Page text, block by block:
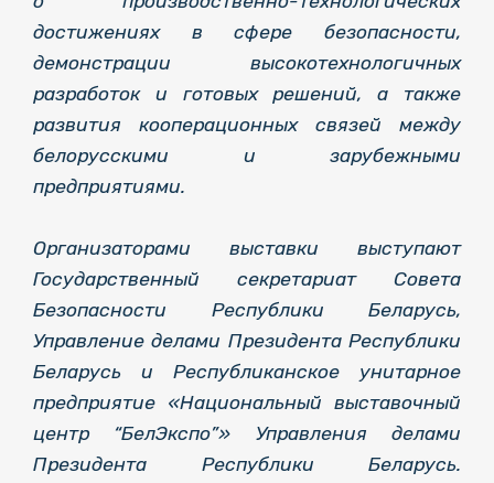
достижениях в сфере безопасности,
демонстрации высокотехнологичных
разработок и готовых решений, а также
развития кооперационных связей между
белорусскими и зарубежными
предприятиями.
Организаторами выставки выступают
Государственный секретариат Совета
Безопасности Республики Беларусь,
Управление делами Президента Республики
Беларусь и Республиканское унитарное
предприятие «Национальный выставочный
центр “БелЭкспо”» Управления делами
Президента Республики Беларусь.